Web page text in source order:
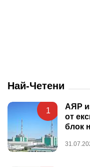
Най-Четени
1
АЯР
от
блок